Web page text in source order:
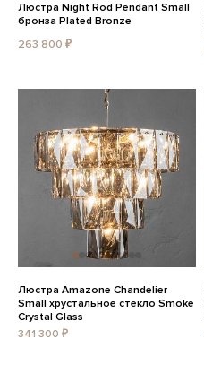
Люстра Night Rod Pendant Small
бронза Plated Bronze
263 800 ₽
Люстра Amazone Chandelier
Small хрустальное стекло Smoke
Crystal Glass
341 300 ₽